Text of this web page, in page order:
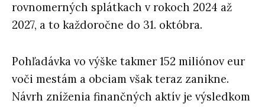
rovnomerných splátkach v rokoch 2024 až
2027, a to každoročne do 31. októbra.
Pohľadávka vo výške takmer 152 miliónov eur
voči mestám a obciam však teraz zanikne.
Návrh zníženia finančných aktív je výsledkom